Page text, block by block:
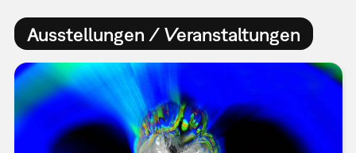
Ausstellungen / Veranstaltungen